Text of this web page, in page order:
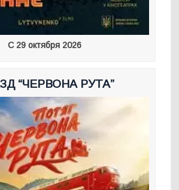
С 29 октября 2026
“ЧЕРВОНА РУТА”